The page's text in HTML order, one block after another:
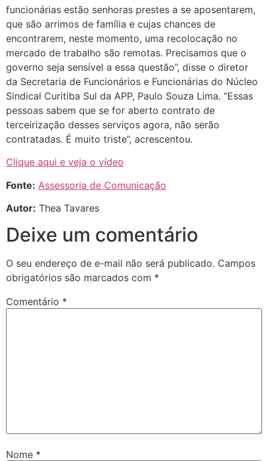
funcionárias estão senhoras prestes a se aposentarem,
que são arrimos de família e cujas chances de
encontrarem, neste momento, uma recolocação no
mercado de trabalho são remotas. Precisamos que o
governo seja sensível a essa questão”, disse o diretor
da Secretaria de Funcionários e Funcionárias do Núcleo
Sindical Curitiba Sul da APP, Paulo Souza Lima. “Essas
pessoas sabem que se for aberto contrato de
terceirização desses serviços agora, não serão
contratadas. É muito triste”, acrescentou.
Clique aqui e veja o vídeo
Fonte: Assessoria de Comunicação
Autor: Thea Tavares
Deixe um comentário
O seu endereço de e-mail não será publicado. Campos
obrigatórios são marcados com *
Comentário *
Nome *